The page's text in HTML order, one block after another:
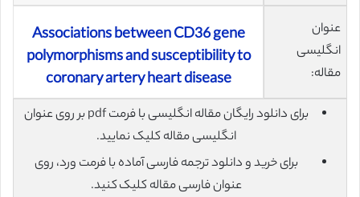
عنوان
انگلیسی
مقاله:
Associations between CD36 gene
polymorphisms and susceptibility to
coronary artery heart disease
برای دانلود رایگان مقاله انگلیسی با فرمت pdf بر روی عنوان
انگلیسی مقاله کلیک نمایید.
برای خرید و دانلود ترجمه فارسی آماده با فرمت ورد، روی
عنوان فارسی مقاله کلیک کنید.